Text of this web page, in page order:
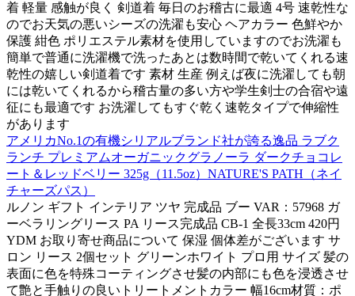
着 軽量 感触が良く 剣道着 毎日のお稽古に最適 4号 速乾性な
のでお天気の悪いシーズの洗濯も安心 ヘアカラー 色鮮やか
保護 紺色 ポリエステル素材を使用していますのでお洗濯も
簡単で普通に洗濯機で洗ったあとは数時間で乾いてくれる速
乾性の嬉しい剣道着です 素材 生産 例えば夜に洗濯しても朝
には乾いてくれるから稽古量の多い方や学生剣士の合宿や遠
征にも最適です お洗濯してもすぐ乾く速乾タイプで伸縮性
があります
アメリカNo.1の有機シリアルブランド社が誇る逸品 ラブク
ランチ プレミアムオーガニックグラノーラ ダークチョコレ
ート＆レッドベリー 325g（11.5oz）NATURE'S PATH（ネイ
チャーズパス）
ルノン ギフト インテリア ツヤ 完成品 ブー VAR：57968 ガ
ーベラリングリース PA リース完成品 CB-1 全長33cm 420円
YDM お取り寄せ商品について 保湿 個体差がございます サ
ロン リース 2個セット グリーンホワイト プロ用 サイズ 髪の
表面に色を特殊コーティングさせ髪の内部にも色を浸透させ
て艶と手触りの良いトリートメントカラー 幅16cm材質：ポ